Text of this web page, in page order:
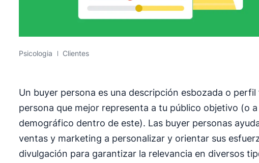
Psicologia Clientes
Un buyer persona es una descripción esbozada o
persona que mejor representa a tu público objetivo (o
demográfico dentro de este). Las buyer personas
ventas y marketing a personalizar y orientar sus
divulgación para garantizar la relevancia en diversos